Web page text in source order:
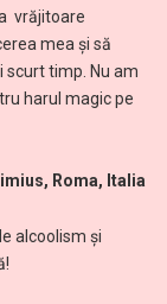
vrăjitoare
mea şi să
scurt timp. Nu am
harul magic pe
Roma, Italia
alcoolism şi